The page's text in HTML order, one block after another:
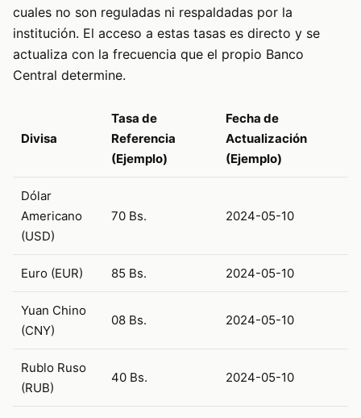
cuales no son reguladas ni respaldadas por la
institución. El acceso a estas tasas es directo y se
actualiza con la frecuencia que el propio Banco
Central determine.
Divisa
Tasa de
Referencia
(Ejemplo)
Fecha de
Actualización
(Ejemplo)
Dólar
Americano
(USD)
70 Bs. 2024-05-10
Euro (EUR) 85 Bs. 2024-05-10
Yuan Chino
(CNY)
08 Bs. 2024-05-10
Rublo Ruso
(RUB)
40 Bs. 2024-05-10